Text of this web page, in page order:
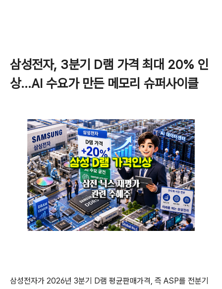
삼성전자, 3분기 D램 가격 최대 20% 인
상…AI 수요가 만든 메모리 슈퍼사이클
삼성전자가 2026년 3분기 D램 평균판매가격, 즉 ASP를 전분기